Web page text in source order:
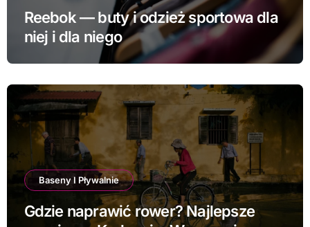
Reebok — buty i odzież sportowa dla
niej i dla niego
Baseny I Pływalnie
Gdzie naprawić rower? Najlepsze